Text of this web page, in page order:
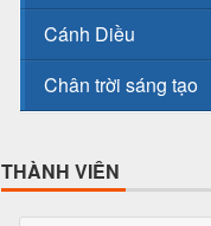
Cánh Diều
Chân trời sáng tạo
THÀNH VIÊN